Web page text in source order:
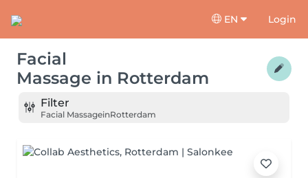
EN Login
Facial
Massage in Rotterdam
Filter
Facial MassageinRotterdam